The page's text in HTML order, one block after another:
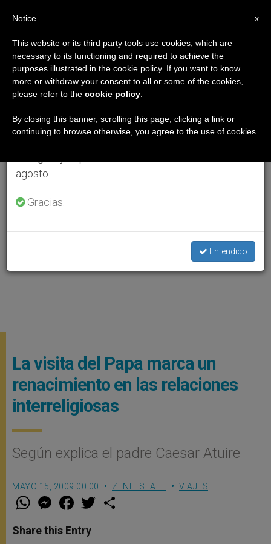
La visita del Papa marca un
renacimiento en las relaciones
interreligiosas
Según explica el padre Caesar Atuire
MAYO 15, 2009 00:00 ZENIT STAFF VIAJES
W
t
s
M
e
s
e
F
a
e
b
w
Share this Entry
×
Aviso importante
Del 27 de julio al 7 de agosto haremos la pausa
anual, aprovechando que en el periodo de verano
se generan menos informaciones y también el
agosto.
Gracias.
Entendido
x
Notice
This website or its third party tools use cookies, which are
necessary to its functioning and required to achieve the
purposes illustrated in the cookie policy. If you want to know
more or withdraw your consent to all or some of the cookies,
please refer to the cookie policy
By closing this banner, scrolling this page, clicking a link or
continuing to browse otherwise, you agree to the use of cookies.